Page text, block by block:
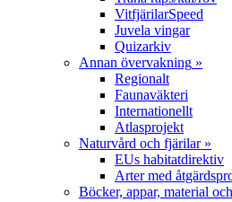
VitfjärilarSpeed
Juvela vingar
Quizarkiv
Annan övervakning »
Regionalt
Faunaväkteri
Internationellt
Atlasprojekt
Naturvård och fjärilar»
EUs habitatdirektiv
Arter med
Böcker, appar, material